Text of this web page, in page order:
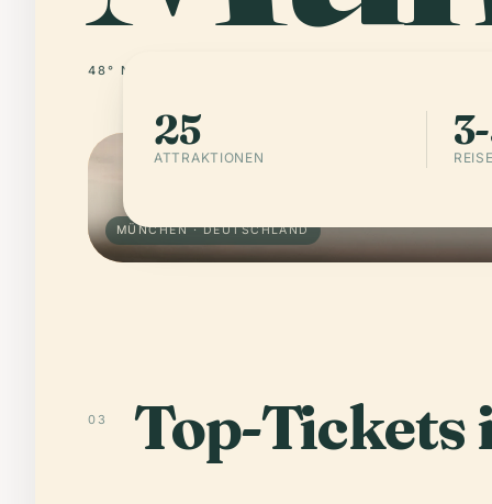
48° N · 11° E
MÜNCHEN · DEUTSCHLAND
25
ATTRAKTIONEN
03 Top-Tickets